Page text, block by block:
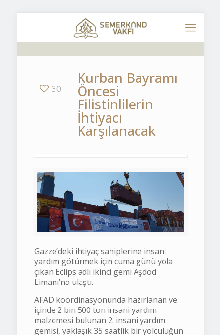
30
Kurban Bayramı
Öncesi
Filistinlilerin
İhtiyacı
Karşılanacak
Gazze’deki ihtiyaç sahiplerine insani
yardım götürmek için cuma günü yola
çıkan Eclips adlı ikinci gemi Aşdod
Limanı’na ulaştı.
AFAD koordinasyonunda hazırlanan ve
içinde 2 bin 500 ton insani yardım
malzemesi bulunan 2. insani yardım
gemisi, yaklaşık 35 saatlik bir yolculuğun